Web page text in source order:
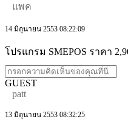
แพค
14 มิถุนายน 2553 08:22:09
โปรแกรม SMEPOS ราคา
GUEST
patt
13 มิถุนายน 2553 08:32:25